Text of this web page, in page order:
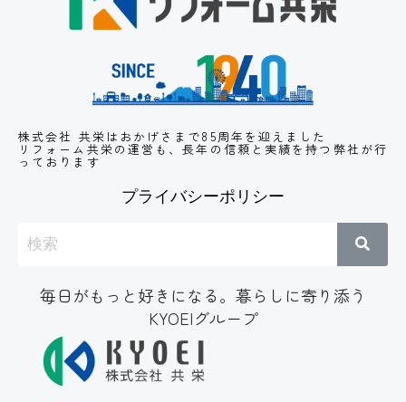
株式会社 共栄はおかげさまで85周年を迎えました
リフォーム共栄の運営も、長年の信頼と実績を持つ弊社が行
っております
プライバシーポリシー
毎日がもっと好きになる。暮らしに寄り添う
KYOEIグループ